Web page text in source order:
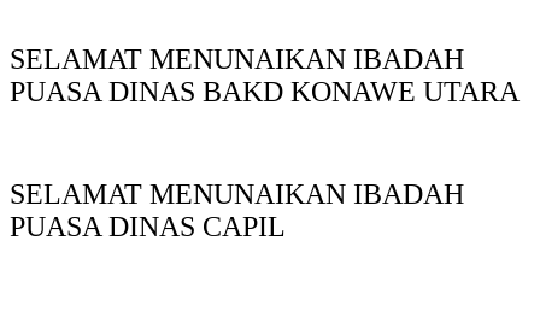
SELAMAT MENUNAIKAN IBADAH
PUASA DINAS BAKD KONAWE UTARA
SELAMAT MENUNAIKAN IBADAH
PUASA DINAS CAPIL